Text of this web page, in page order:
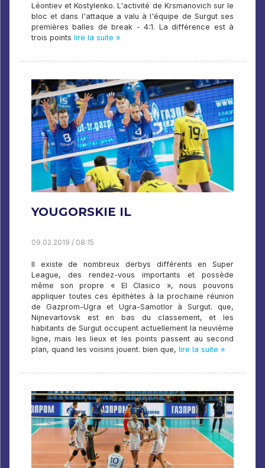
Léontiev et Kostylenko. L'activité de Krsmanovich sur le
bloc et dans l'attaque a valu à l'équipe de Surgut ses
premières balles de break - 4:1. La différence est à
trois points lire la suite »
YOUGORSKIE IL
09.02.2019 / 08:15
Il existe de nombreux derbys différents en Super
League, des rendez-vous importants et possède
même son propre « El Clasico », nous pouvons
appliquer toutes ces épithètes à la prochaine réunion
de Gazprom-Ugra et Ugra-Samotlor à Surgut. que,
Nijnevartovsk est en bas du classement, et les
habitants de Surgut occupent actuellement la neuvième
ligne, mais les lieux et les points passent au second
plan, quand les voisins jouent. bien que, lire la suite »